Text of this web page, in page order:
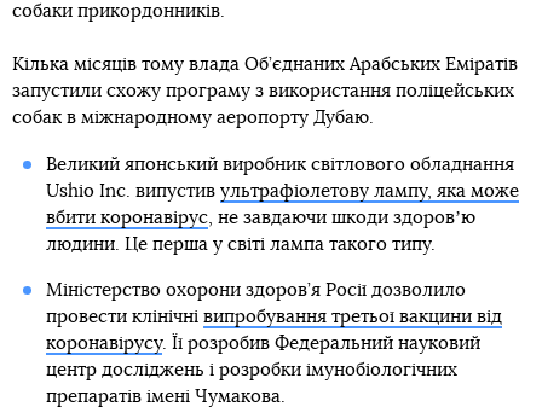
собаки прикордонників.
Кілька місяців тому влада Об’єднаних Арабських Еміратів
запустили схожу програму з використання поліцейських
собак в міжнародному аеропорту Дубаю.
Великий японський виробник світлового обладнання
Ushio Inc. випустив ультрафіолетову лампу, яка може
вбити коронавірус, не завдаючи шкоди здоровʼю
людини. Це перша у світі лампа такого типу.
Міністерство охорони здоров’я Росії дозволило
провести клінічні випробування третьої вакцини від
коронавірусу. Її розробив Федеральний науковий
центр досліджень і розробки імунобіологічних
препаратів імені Чумакова.